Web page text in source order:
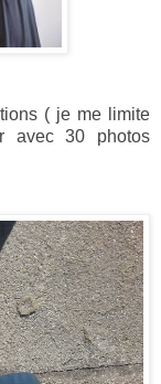
( je me limite
avec 30 photos